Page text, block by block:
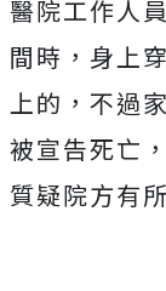
醫院工作人
間時，身上
上的，不過
被宣告死亡
質疑院方有